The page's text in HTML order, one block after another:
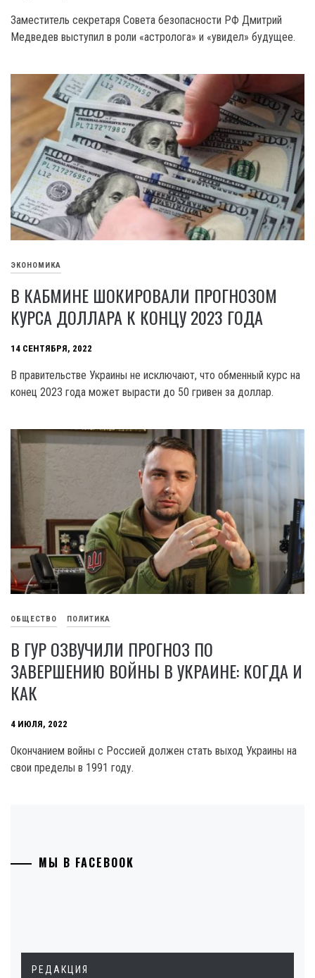
Заместитель секретаря Совета безопасности РФ Дмитрий
Медведев выступил в роли «астролога» и «увидел» будущее.
ЭКОНОМИКА
В КАБМИНЕ ШОКИРОВАЛИ ПРОГНОЗОМ
КУРСА ДОЛЛАРА К КОНЦУ 2023 ГОДА
14 СЕНТЯБРЯ, 2022
В правительстве Украины не исключают, что обменный курс на
конец 2023 года может вырасти до 50 гривен за доллар.
ОБЩЕСТВО ПОЛИТИКА
В ГУР ОЗВУЧИЛИ ПРОГНОЗ ПО
ЗАВЕРШЕНИЮ ВОЙНЫ В УКРАИНЕ: КОГДА И
КАК
4 ИЮЛЯ, 2022
Окончанием войны с Россией должен стать выход Украины на
свои пределы в 1991 году.
МЫ В FACEBOOK
РЕДАКЦИЯ